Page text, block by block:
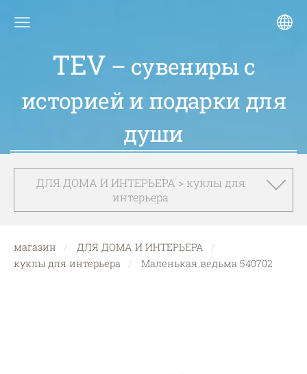
TEV – сувениры с
историей и подарки для
души
ДЛЯ ДОМА И ИНТЕРЬЕРА > куклы для
интерьера
магазин
ДЛЯ ДОМА И ИНТЕРЬЕРА
куклы для интерьера
Маленькая ведьма 540702